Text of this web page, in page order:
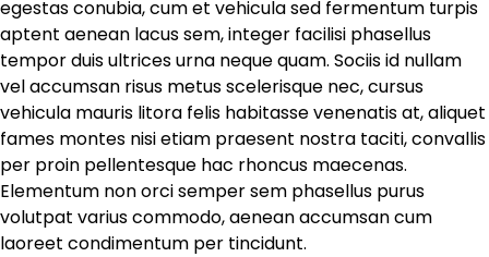
egestas conubia, cum et vehicula sed fermentum turpis
aptent aenean lacus sem, integer facilisi phasellus
tempor duis ultrices urna neque quam. Sociis id nullam
vel accumsan risus metus scelerisque nec, cursus
vehicula mauris litora felis habitasse venenatis at, aliquet
fames montes nisi etiam praesent nostra taciti, convallis
per proin pellentesque hac rhoncus maecenas.
Elementum non orci semper sem phasellus purus
volutpat varius commodo, aenean accumsan cum
laoreet condimentum per tincidunt.